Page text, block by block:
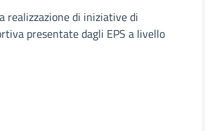
realizzazione di iniziative di
presentate dagli EPS a livello